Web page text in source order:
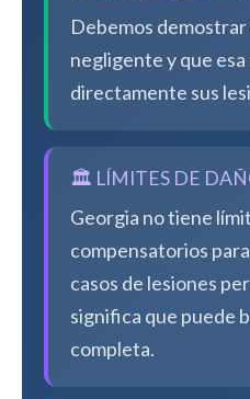
Debemos
negligente y que
directamente sus
🏛️ LÍMITES DE
Georgia no tiene
compensatorios
casos de lesiones
significa que puede
completa.